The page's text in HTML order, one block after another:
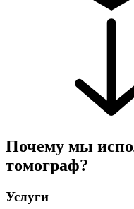
Почему мы
томограф?
Услуги